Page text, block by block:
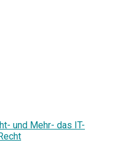
und Mehr- das IT-